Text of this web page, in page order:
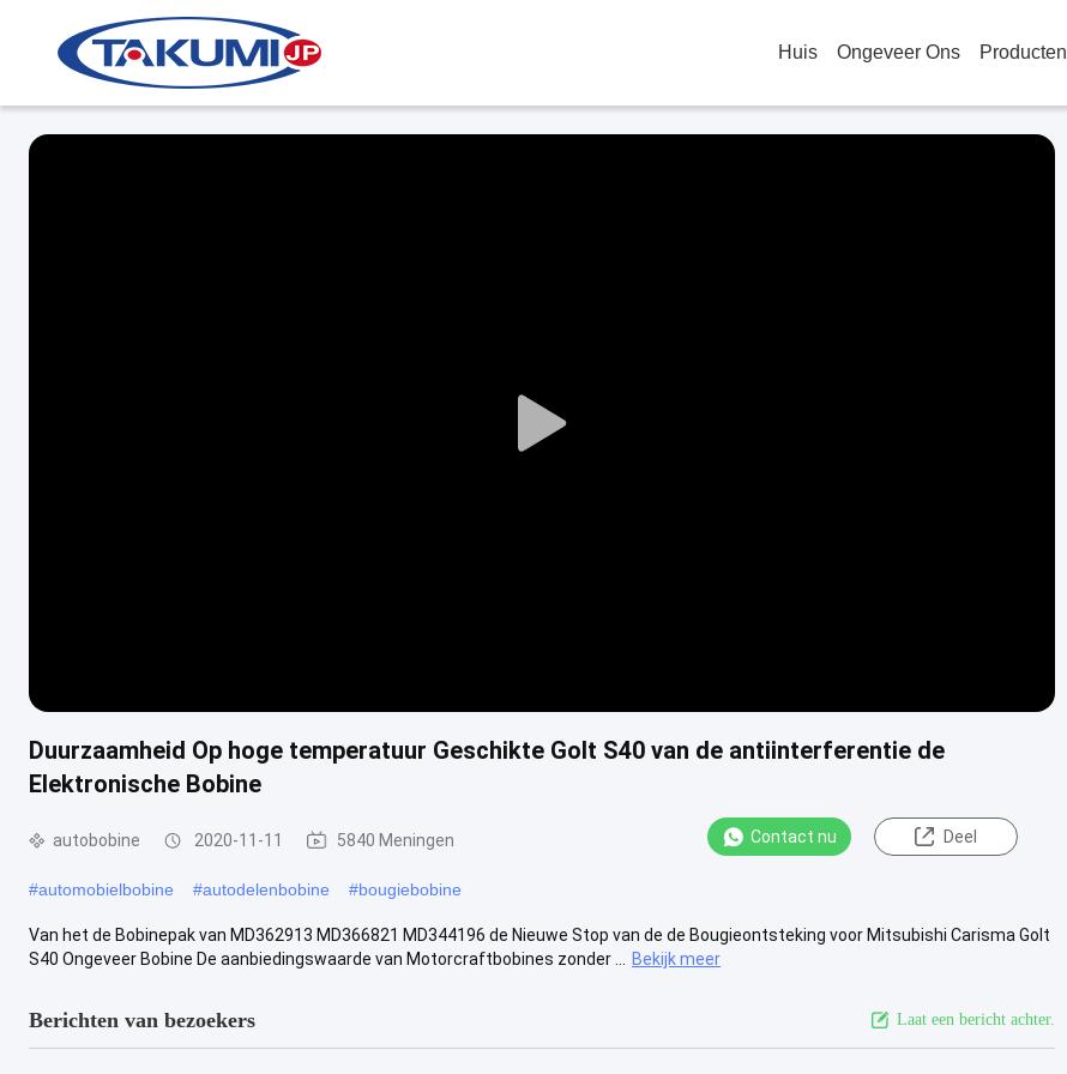
Huis Ongeveer Ons Producten
Play
Duurzaamheid Op hoge temperatuur Geschikte Golt S40 van de antiinterferentie de
Elektronische Bobine
autobobine 2020-11-11 5840 Meningen Contact nu Deel
#automobielbobine #autodelenbobine #bougiebobine
Van het de Bobinepak van MD362913 MD366821 MD344196 de Nieuwe Stop van de de Bougieontsteking voor Mitsubishi Carisma Golt
S40 Ongeveer Bobine De aanbiedingswaarde van Motorcraftbobines zonder ...
Bekijk meer
Berichten van bezoekers Laat een bericht achter.